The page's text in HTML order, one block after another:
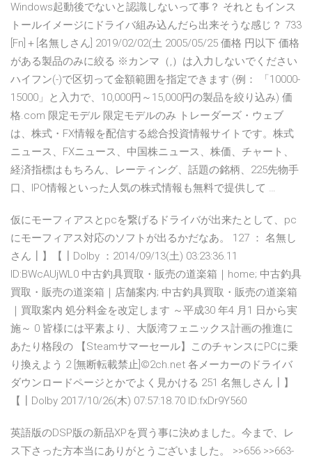
Windows起動後でないと認識しないって事？ それともインス
トールイメージにドライバ組み込んだら出来そうな感じ？ 733
[Fn]＋[名無しさん] 2019/02/02(土 2005/05/25 価格 円以下 価格
がある製品のみに絞る ※カンマ（,）は入力しないでください
ハイフン(-)で区切って金額範囲を指定できます (例： 「10000-
15000」と入力で、10,000円～15,000円の製品を絞り込み) 価
格.com 限定モデル 限定モデルのみ トレーダーズ・ウェブ
は、株式・FX情報を配信する総合投資情報サイトです。株式
ニュース、FXニュース、中国株ニュース、株価、チャート、
経済指標はもちろん、レーティング、話題の銘柄、225先物手
口、IPO情報といった人気の株式情報も無料で提供して …
仮にモーフィアスとpcを繋げるドライバが出来たとして、pc
にモーフィアス対応のソフトが出るかだなあ。 127 ： 名無し
さん┃】【┃Dolby ：2014/09/13(土) 03:23:36.11
ID:BWcAUjWL0 中古釣具買取・販売の道楽箱｜home; 中古釣具
買取・販売の道楽箱｜店舗案内; 中古釣具買取・販売の道楽箱
｜買取案内 処分料金を改定します ～平成30 年4 月1 日から実
施～ 0 皆様には平素より、大阪湾フェニックス計画の推進に
あたり格段の 【Steamサマーセール】このチャンスにPCに乗
り換えよう 2 [無断転載禁止]©2ch.net 各メーカーのドライバ
ダウンロードページとかでよく見かける 251 名無しさん┃】
【┃Dolby 2017/10/26(木) 07:57:18.70 ID:fxDr9Y560
英語版のDSP版の新品XPを買う事に決めました。今まで、レ
ス下さった方本当にありがとうございました。 >>656 >>663-